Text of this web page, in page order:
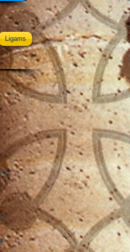
Ligams
: